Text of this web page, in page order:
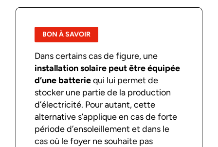
BON À SAVOIR
Dans certains cas de figure, une
installation solaire peut être équipée
d’une batteriequi lui permet de
stocker une partie de la production
d’électricité. Pour autant, cette
alternative s’applique en cas de forte
période d’ensoleillement et dans le
cas où le foyer ne souhaite pas